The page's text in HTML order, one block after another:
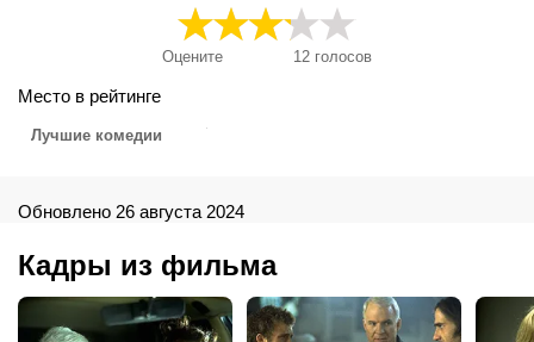
Оцените 12 голосов
Место в рейтинге
Лучшие комедии
Обновлено 26 августа 2024
Кадры из фильма